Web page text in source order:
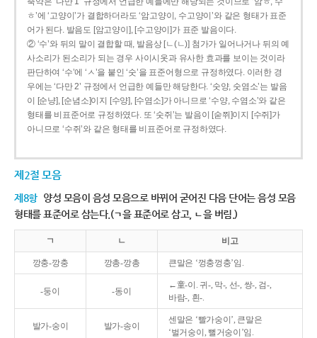
ㅎ’에 ‘고양이’가 결합하더라도 ‘암고양이, 수고양이’와 같은 형태가 표준
어가 된다. 발음도 [암고양이], [수고양이]가 표준 발음이다.
② ‘수’와 뒤의 말이 결합할 때, 발음상 [ㄴ(ㄴ)] 첨가가 일어나거나 뒤의 예
사소리가 된소리가 되는 경우 사이시옷과 유사한 효과를 보이는 것이라
판단하여 ‘수’에 ‘ㅅ’을 붙인 ‘숫’을 표준어형으로 규정하였다. 이러한 경
우에는 ‘다만 2’ 규정에서 언급한 예들만 해당한다. ‘숫양, 숫염소’는 발음
이 [순냥], [순념소]이지 [수양], [수염소]가 아니므로 ‘수양, 수염소’와 같은
형태를 비표준어로 규정하였다. 또 ‘숫쥐’는 발음이 [숟쮜]이지 [수쥐]가
아니므로 ‘수쥐’와 같은 형태를 비표준어로 규정하였다.
제2절 모음
제8항 양성 모음이 음성 모음으로 바뀌어 굳어진 다음 단어는 음성 모음
형태를 표준어로 삼는다.(ㄱ을 표준어로 삼고, ㄴ을 버림.)
ㄱ ㄴ 비고
깡충-깡충 깡총-깡총 큰말은 ‘껑충껑충’임.
-둥이 -동이
←童-이. 귀-, 막-, 선-, 쌍-, 검-,
바람-, 흰-.
발가-숭이 발가-송이
센말은 ‘빨가숭이’, 큰말은
‘벌거숭이, 뻘거숭이’임.